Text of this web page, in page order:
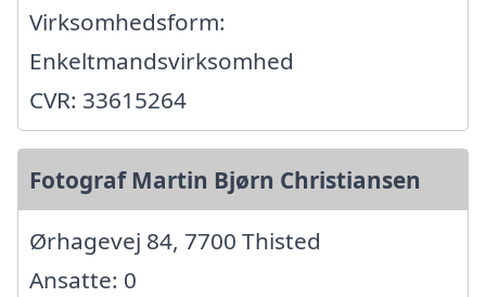
Virksomhedsform:
Enkeltmandsvirksomhed
CVR: 33615264
Fotograf Martin Bjørn Christiansen
Ørhagevej 84, 7700 Thisted
Ansatte: 0